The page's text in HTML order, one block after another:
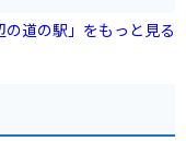
地としても知られていま
とれた新鮮な野菜や果物を
ます。また、名護市の特産
古宇利島など、観光スポ
リングの拠点としてもお
の道の駅」をもっと見る